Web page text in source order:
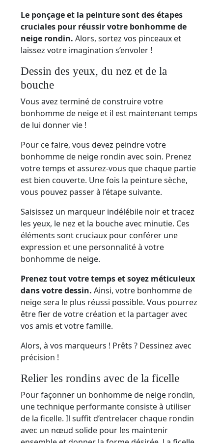
Le ponçage et la peinture sont des étapes
cruciales pour réussir votre bonhomme de
neige rondin. Alors, sortez vos pinceaux et
laissez votre imagination s’envoler !
Dessin des yeux, du nez et de la
bouche
Vous avez terminé de construire votre
bonhomme de neige et il est maintenant temps
de lui donner vie !
Pour ce faire, vous devez peindre votre
bonhomme de neige rondin avec soin. Prenez
votre temps et assurez-vous que chaque partie
est bien couverte. Une fois la peinture sèche,
vous pouvez passer à l’étape suivante.
Saisissez un marqueur indélébile noir et tracez
les yeux, le nez et la bouche avec minutie. Ces
éléments sont cruciaux pour conférer une
expression et une personnalité à votre
bonhomme de neige.
Prenez tout votre temps et soyez méticuleux
dans votre dessin. Ainsi, votre bonhomme de
neige sera le plus réussi possible. Vous pourrez
être fier de votre création et la partager avec
vos amis et votre famille.
Alors, à vos marqueurs ! Prêts ? Dessinez avec
précision !
Relier les rondins avec de la ficelle
Pour façonner un bonhomme de neige rondin,
une technique performante consiste à utiliser
de la ficelle. Il suffit d’entrelacer chaque rondin
avec un nœud solide pour les maintenir